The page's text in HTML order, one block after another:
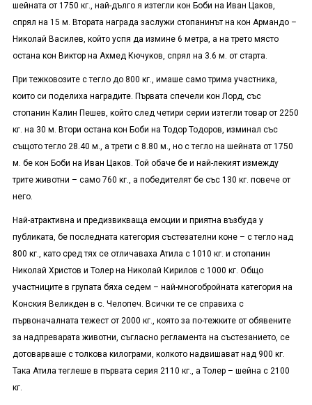
шейната от 1750 кг., най-дълго я изтегли кон Боби на Иван Цаков,
спрял на 15 м. Втората награда заслужи стопанинът на кон Армандо –
Николай Василев, който успя да измине 6 метра, а на трето място
остана кон Виктор на Ахмед Кючуков, спрял на 3.6 м. от старта.
При тежковозите с тегло до 800 кг., имаше само трима участника,
които си поделиха наградите. Първата спечели кон Лорд, със
стопанин Калин Пешев, който след четири серии изтегли товар от 2250
кг. на 30 м. Втори остана кон Боби на Тодор Тодоров, изминал със
същото тегло 28.40 м., а трети с 8.80 м., но с тегло на шейната от 1750
м. бе кон Боби на Иван Цаков. Той обаче бе и най-лекият измежду
трите животни – само 760 кг., а победителят бе със 130 кг. повече от
него.
Най-атрактивна и предизвикваща емоции и приятна възбуда у
публиката, бе последната категория състезателни коне – с тегло над
800 кг., като сред тях се отличаваха Атила с 1010 кг. и стопанин
Николай Христов и Толер на Николай Кирилов с 1000 кг. Общо
участниците в групата бяха седем – най-многобройната категория на
Конския Великден в с. Челопеч. Всички те се справиха с
първоначалната тежест от 2000 кг., която за по-тежките от обявените
за надпреварата животни, съгласно регламента на състезанието, се
дотоварваше с толкова килограми, колкото надвишават над 900 кг.
Така Атила теглеше в първата серия 2110 кг., а Толер – шейна с 2100
кг.